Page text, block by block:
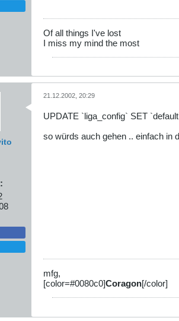
Of all things I've lost
I miss my mind the most
21.12.2002, 20:29
UPDATE `liga_config` SET
so würds auch gehen .. einfach in
mfg,
[color=#0080c0]Coragon[/color]